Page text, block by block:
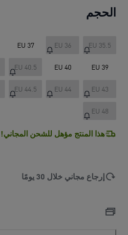
الحجم
EU 35.5
EU 36
EU 37
EU 39
EU 40
EU 40.5
EU 43
EU 44
EU 44.5
EU 48
هذا المنتج مؤهل للشحن المجاني!
إرجاع مجاني خلال 30 يومًا